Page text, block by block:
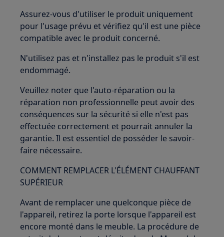
Assurez-vous d'utiliser le produit uniquement
pour l'usage prévu et vérifiez qu'il est une pièce
compatible avec le produit concerné.
N'utilisez pas et n'installez pas le produit s'il est
endommagé.
Veuillez noter que l'auto-réparation ou la
réparation non professionnelle peut avoir des
conséquences sur la sécurité si elle n'est pas
effectuée correctement et pourrait annuler la
garantie. Il est essentiel de posséder le savoir-
faire nécessaire.
COMMENT REMPLACER L'ÉLÉMENT CHAUFFANT
SUPÉRIEUR
Avant de remplacer une quelconque pièce de
l'appareil, retirez la porte lorsque l'appareil est
encore monté dans le meuble. La procédure de